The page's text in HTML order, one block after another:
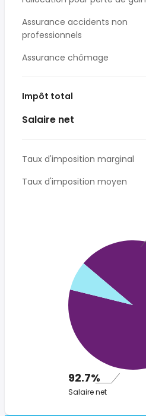
Assurance accidents non
professionnels
Assurance chômage
Impôt total
Salaire net
Taux d'imposition marginal
Taux d'imposition moyen
92.7%
Salaire net